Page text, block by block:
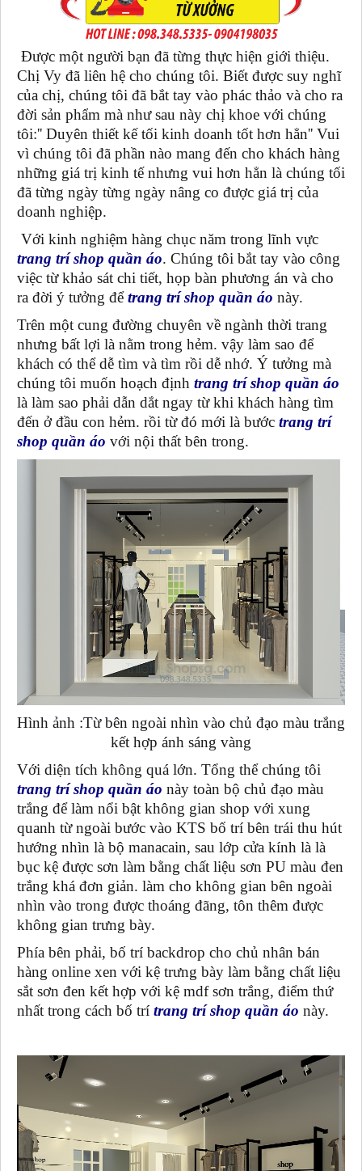
Được một người bạn đã từng thực hiện giới thiệu.
Chị Vy đã liên hệ cho chúng tôi. Biết được suy nghĩ
của chị, chúng tôi đã bắt tay vào phác thảo và cho ra
đời sản phẩm mà như sau này chị khoe với chúng
tôi:'' Duyên thiết kế tối kinh doanh tốt hơn hẳn'' Vui
vì chúng tôi đã phần nào mang đến cho khách hàng
những giá trị kinh tế nhưng vui hơn hẳn là chúng tối
đã từng ngày từng ngày nâng co được giá trị của
doanh nghiệp.
Với kinh nghiệm hàng chục năm trong lĩnh vực
trang trí shop quần áo. Chúng tôi bắt tay vào công
việc từ khảo sát chi tiết, họp bàn phương án và cho
ra đời ý tưởng đểtrang trí shop quần áo này.
Trên một cung đường chuyên về ngành thời trang
nhưng bất lợi là nằm trong hẻm. vậy làm sao để
khách có thể dễ tìm và tìm rồi dễ nhớ. Ý tưởng mà
chúng tôi muốn hoạch định trang trí shop quần áo
là làm sao phải dẫn dắt ngay từ khi khách hàng tìm
đến ở đầu con hẻm. rồi từ đó mới là bước trang trí
shop quần áo với nội thất bên trong.
Hình ảnh :Từ bên ngoài nhìn vào chủ đạo màu trắng
kết hợp ánh sáng vàng
Với diện tích không quá lớn. Tổng thể chúng tôi
trang trí shop quần áo này toàn bộ chủ đạo màu
trắng để làm nổi bật không gian shop với xung
quanh từ ngoài bước vào KTS bố trí bên trái thu hút
hướng nhìn là bộ manacain, sau lớp cửa kính là là
bục kệ được sơn làm bằng chất liệu sơn PU màu đen
trắng khá đơn giản. làm cho không gian bên ngoài
nhìn vào trong được thoáng đãng, tôn thêm được
không gian trưng bày.
Phía bên phải, bố trí backdrop cho chủ nhân bán
hàng online xen với kệ trưng bày làm bằng chất liệu
sắt sơn đen kết hợp với kệ mdf sơn trắng, điểm thứ
nhất trong cách bố trí trang trí shop quần áo này.